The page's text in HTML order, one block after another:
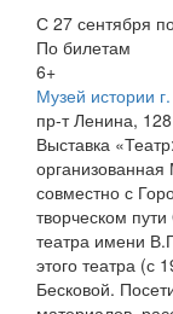
С 27 сентября
По билетам
6+
Музей истории
пр-т Ленина,
Выставка
совместно с
творческом
театра имени
этого театра (с
Бесковой.